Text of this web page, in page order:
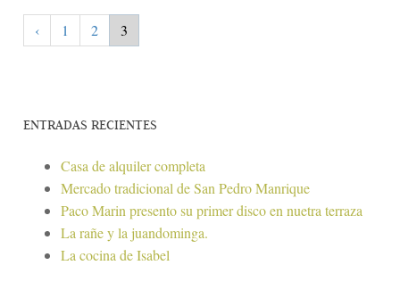
‹ 1 2 3
ENTRADAS RECIENTES
Casa de alquiler completa
Mercado tradicional de San Pedro Manrique
Paco Marin presento su primer disco en nuetra terraza
La rañe y la juandominga.
La cocina de Isabel